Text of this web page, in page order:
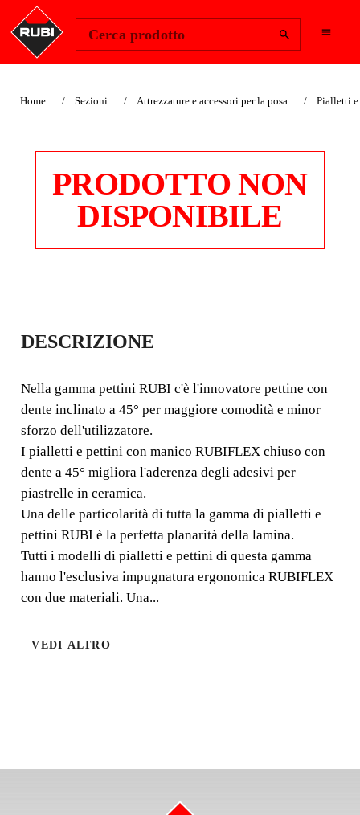
Cerca prodotto
Home Sezioni Attrezzature e accessori per la posa Pialletti
PRODOTTO NON
DISPONIBILE
MANICO RUBIFLEX
CHIUSO 45°
Nella gamma pettini RUBI c'è l'innovatore pettine con
dente inclinato a 45° per maggiore comodità e minor
sforzo dell'utilizzatore.
DESCRIZIONE
Nella gamma pettini RUBI c'è l'innovatore pettine con
dente inclinato a 45° per maggiore comodità e minor
sforzo dell'utilizzatore.
I pialletti e pettini con manico RUBIFLEX chiuso con
dente a 45° migliora l'aderenza degli adesivi per
piastrelle in ceramica.
Una delle particolarità di tutta la gamma di pialletti e
pettini RUBI è la perfetta planarità della lamina.
Tutti i modelli di pialletti e pettini di questa gamma
hanno l'esclusiva impugnatura ergonomica RUBIFLEX
con due materiali. Una...
VEDI ALTRO